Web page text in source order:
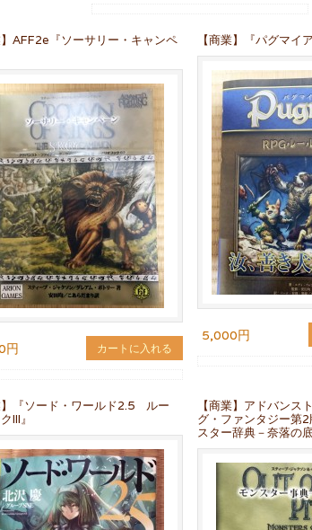
】AFF2e『ソーサリー・キャンペ
円 カートに入れる
【商業】『パグマイ
5,000円
】『ソード・ワールド2.5 ルー
III』
【商業】アドバンス
グ・ファンタジー第
スター辞典－奈落の底